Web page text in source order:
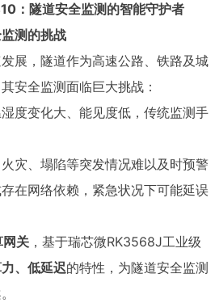
：隧道安全监测的智能守护者
测的挑战
展，隧道作为高速公路、铁路及城
安全监测面临巨大挑战：
湿度变化大、能见度低，传统监测手
火灾、塌陷等突发情况难以及时预警
存在网络依赖，紧急状况下可能延误
关 ，基于瑞芯微RK3568J工业级
、低延迟的特性，为隧道安全监测